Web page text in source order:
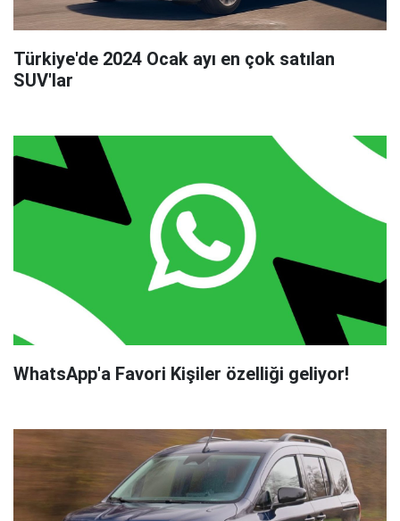
Türkiye'de 2024 Ocak ayı en çok satılan
SUV'lar
WhatsApp'a Favori Kişiler özelliği geliyor!